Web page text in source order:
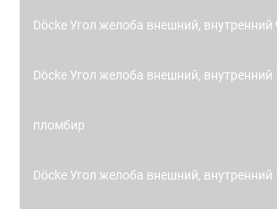
Döcke Угол желоба внешний, внутренний
Döcke Угол желоба внешний, внутренний
пломбир
Döcke Угол желоба внешний, внутренний